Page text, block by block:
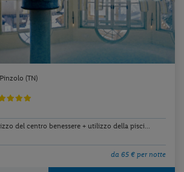
(TN)
del centro benessere + utilizzo della pisci...
da 65 € per notte